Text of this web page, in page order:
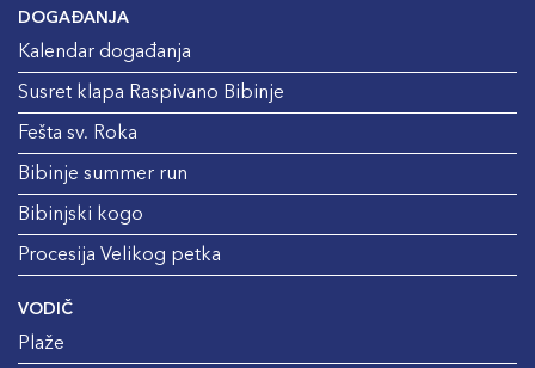
DOGAĐANJA
Kalendar događanja
Susret klapa Raspivano Bibinje
Fešta sv. Roka
Bibinje summer run
Bibinjski kogo
Procesija Velikog petka
VODIČ
Plaže